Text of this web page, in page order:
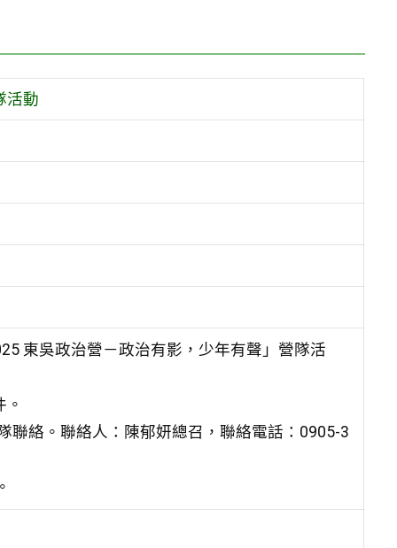
活動
東吳政治營－政治有影，少年有聲」營隊活
聯絡。聯絡人：陳郁妍總召，聯絡電話：0905-3